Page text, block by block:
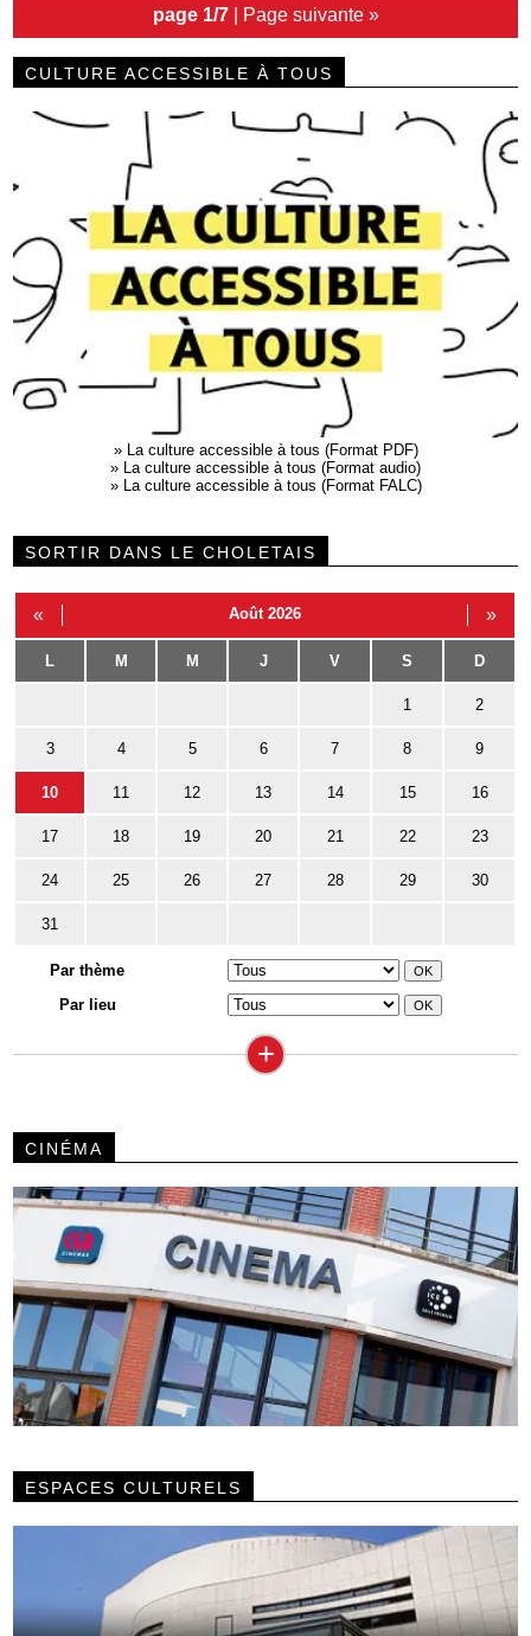
page 1/7| Page suivante »
CULTURE ACCESSIBLE À TOUS
» La culture accessible à tous (Format PDF)
» La culture accessible à tous (Format audio)
» La culture accessible à tous (Format FALC)
SORTIR DANS LE CHOLETAIS
« Août 2026 »
L M M J V S D
1 2
3 4 5 6 7 8 9
10 11 12 13 14 15 16
17 18 19 20 21 22 23
24 25 26 27 28 29 30
31
Par thème
Par lieu
+
CINÉMA
ESPACES CULTURELS